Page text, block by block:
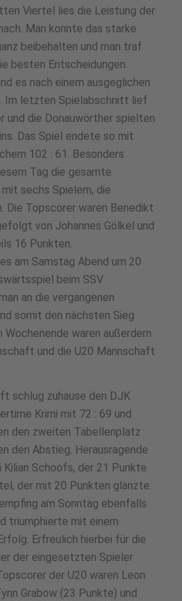
Viertel lies die Leistung der
Man konnte das starke
beibehalten und man traf
besten Entscheidungen.
es nach einem ausgeglichen
Im letzten Spielabschnitt lief
und die Donauwörther spielten
Das Spiel endete so mit
102 : 61. Besonders
Tag die gesamte
sechs Spielern, die
Die Topscorer waren Benedikt
von Johannes Gölkel und
16 Punkten.
am Samstag Abend um 20
beim SSV
an die vergangenen
somit den nächsten Sieg
Wochenende waren außerdem
und die U20 Mannschaft
schlug zuhause den DJK
Krimi mit 72 : 69 und
den zweiten Tabellenplatz
den Abstieg. Herausragende
Schoofs, der 21 Punkte
der mit 20 Punkten glänzte.
am Sonntag ebenfalls
triumphierte mit einem
Erfreulich hierbei für die
der eingesetzten Spieler
der U20 waren Leon
Grabow (23 Punkte) und